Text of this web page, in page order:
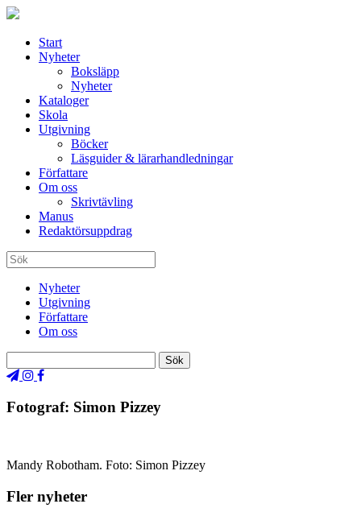
Start
Nyheter
Boksläpp
Nyheter
Kataloger
Skola
Utgivning
Böcker
Läsguider & lärarhandledningar
Författare
Om oss
Skrivtävling
Manus
Redaktörsuppdrag
Nyheter
Utgivning
Författare
Om oss
Fotograf: Simon Pizzey
Mandy Robotham. Foto: Simon Pizzey
Fler nyheter